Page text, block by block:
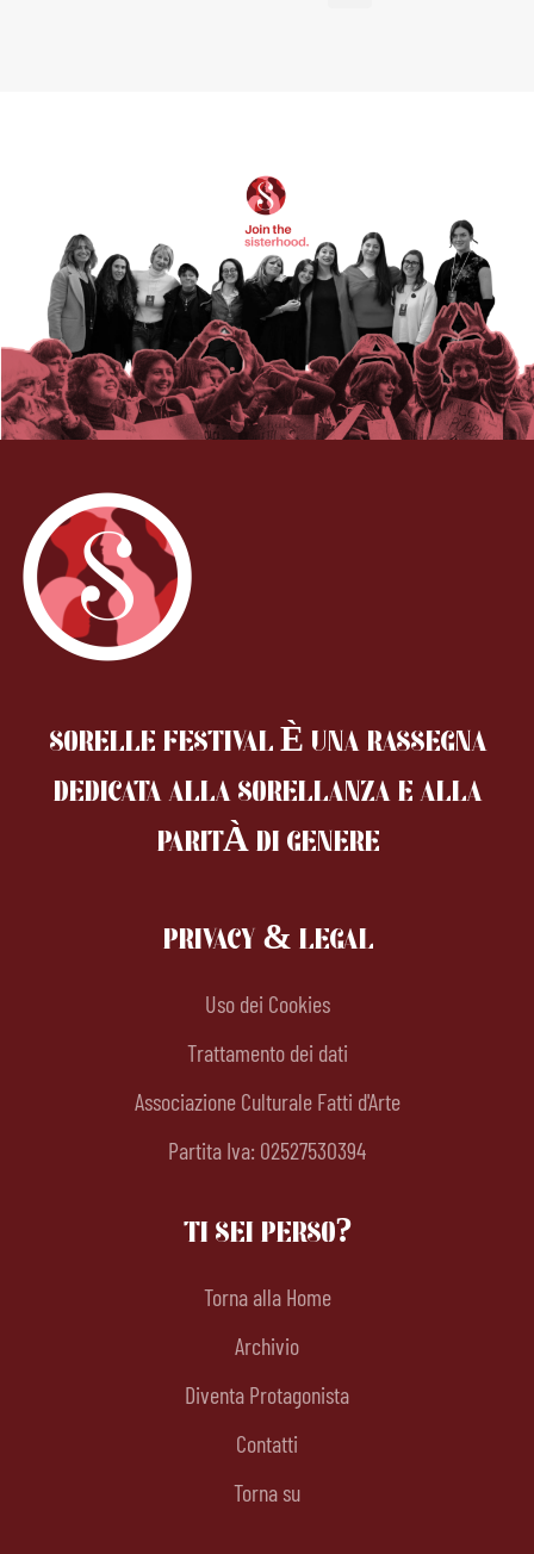
SORELLE FESTIVAL È UNA RASSEGNA
DEDICATA ALLA SORELLANZAE ALLA
PARITÀ DI GENERE
PRIVACY & LEGAL
Uso dei Cookies
Trattamento dei dati
Associazione Culturale Fatti d'Arte
Partita Iva: 02527530394
TI SEI PERSO?
Torna alla Home
Archivio
Diventa Protagonista
Contatti
Torna su